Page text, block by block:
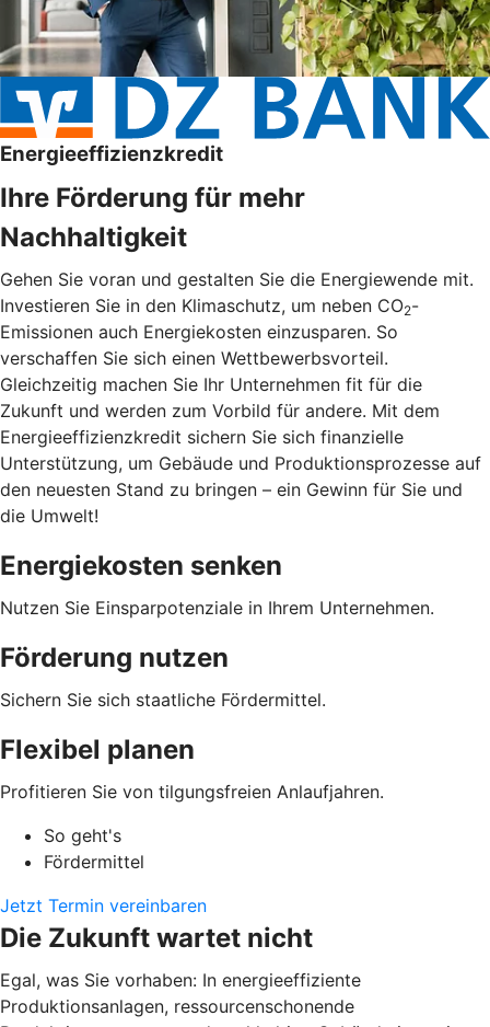
Energieeffizienzkredit
Ihre Förderung für mehr
Nachhaltigkeit
Gehen Sie voran und gestalten Sie die Energiewende mit.
Investieren Sie in den Klimaschutz, um neben CO2-
Emissionen auch Energiekosten einzusparen. So
verschaffen Sie sich einen Wettbewerbsvorteil.
Gleichzeitig machen Sie Ihr Unternehmen fit für die
Zukunft und werden zum Vorbild für andere. Mit dem
Energieeffizienzkredit sichern Sie sich finanzielle
Unterstützung, um Gebäude und Produktionsprozesse auf
den neuesten Stand zu bringen – ein Gewinn für Sie und
die Umwelt!
Energiekosten senken
Nutzen Sie Einsparpotenziale in Ihrem Unternehmen.
Förderung nutzen
Sichern Sie sich staatliche Fördermittel.
Flexibel planen
Profitieren Sie von tilgungsfreien Anlaufjahren.
So geht's
Fördermittel
Jetzt Termin vereinbaren
Die Zukunft wartet nicht
Egal, was Sie vorhaben: In energieeffiziente
Produktionsanlagen, ressourcenschonende